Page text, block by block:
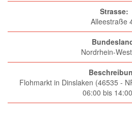
Strasse:
Alleestraße
Nordrhein-
Flohmarkt in Dinslaken (46535 -
06:00 bis